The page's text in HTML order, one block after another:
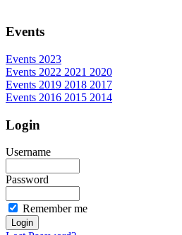
Events
Events 2023
Events 2022 2021 2020
Events 2019 2018 2017
Events 2016 2015 2014
Login
Username
Password
Remember me